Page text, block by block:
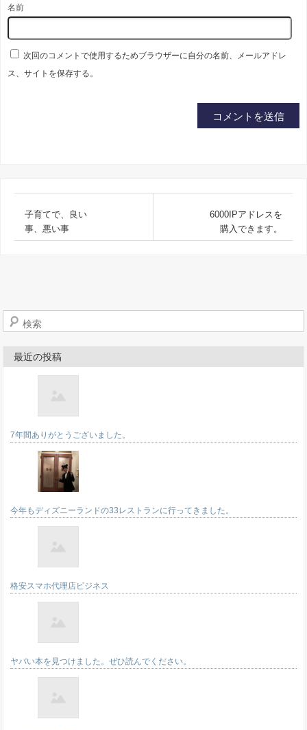
名前
次回のコメントで使用するためブラウザーに自分の名前、メールアドレ
ス、サイトを保存する。
子育てで、良い
事、悪い事
6000IPアドレスを
購入できます。
検索
最近の投稿
7年間ありがとうございました。
今年もディズニーランドの33レストランに行ってきました。
格安スマホ代理店ビジネス
ヤバい本を見つけました。ぜひ読んでください。